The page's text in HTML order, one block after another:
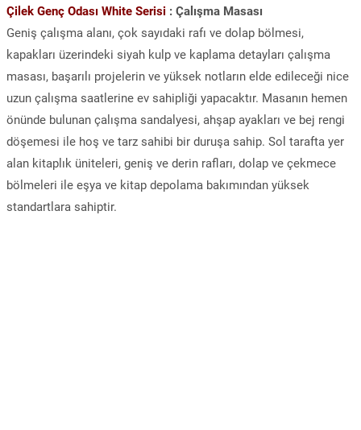
Çilek Genç Odası White Serisi : Çalışma Masası
Geniş çalışma alanı, çok sayıdaki rafı ve dolap bölmesi,
kapakları üzerindeki siyah kulp ve kaplama detayları çalışma
masası, başarılı projelerin ve yüksek notların elde edileceği nice
uzun çalışma saatlerine ev sahipliği yapacaktır. Masanın hemen
önünde bulunan çalışma sandalyesi, ahşap ayakları ve bej rengi
döşemesi ile hoş ve tarz sahibi bir duruşa sahip. Sol tarafta yer
alan kitaplık üniteleri, geniş ve derin rafları, dolap ve çekmece
bölmeleri ile eşya ve kitap depolama bakımından yüksek
standartlara sahiptir.